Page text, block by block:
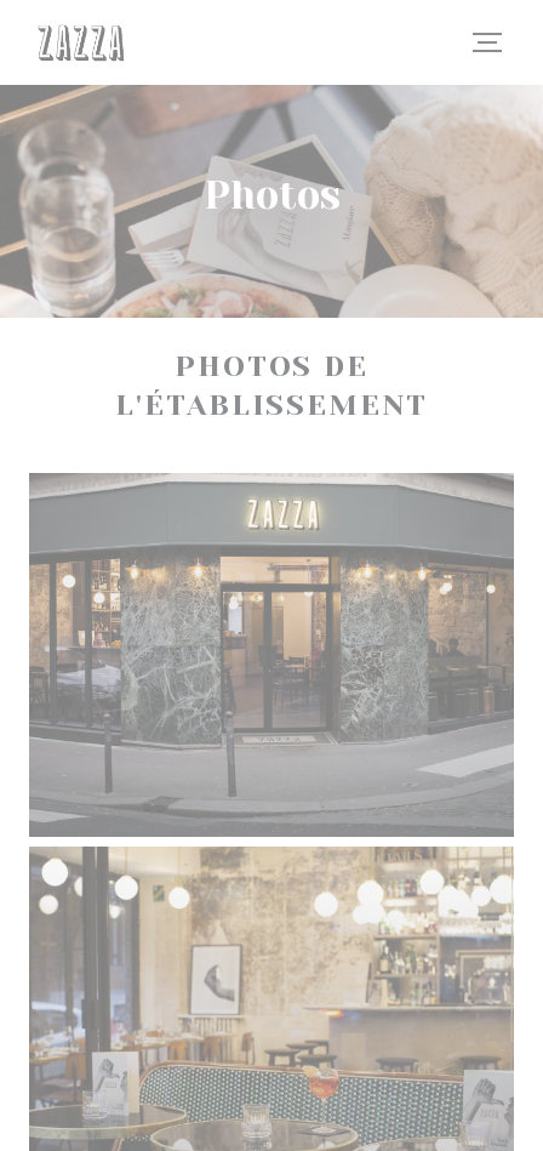
Photos
PHOTOS DE
L'ÉTABLISSEMENT